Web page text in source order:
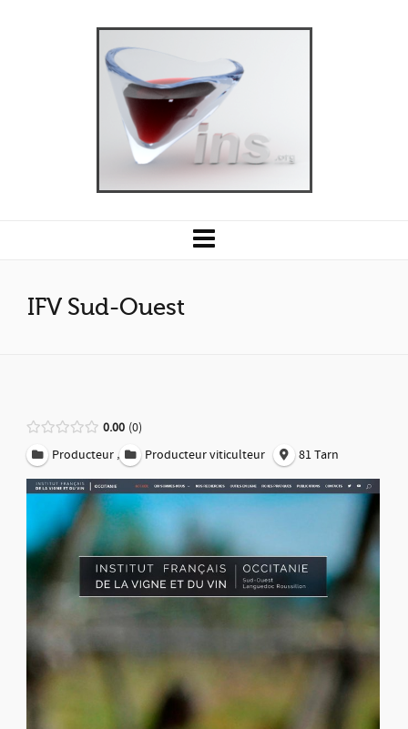
IFV Sud-Ouest
0.00 0
Producteur , Producteur viticulteur 81 Tarn